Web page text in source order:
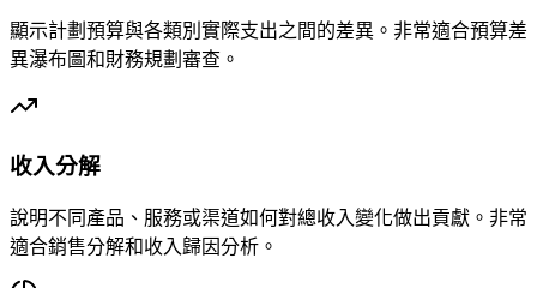
顯示計劃預算與各類別實際支出之間的差異。非常適合預算差
異瀑布圖和財務規劃審查。
收入分解
說明不同產品、服務或渠道如何對總收入變化做出貢獻。非常
適合銷售分解和收入歸因分析。